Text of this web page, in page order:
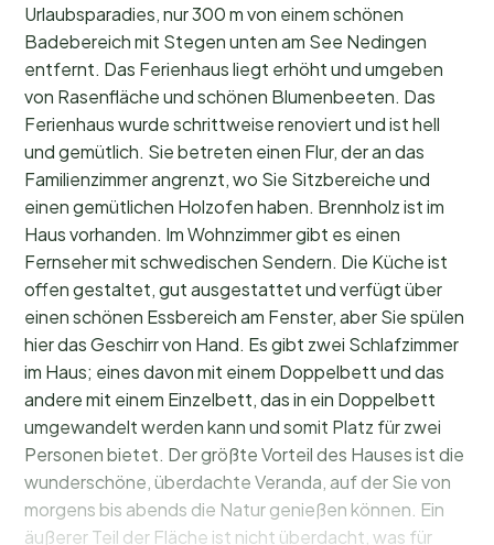
Urlaubsparadies, nur 300 m von einem schönen
Badebereich mit Stegen unten am See Nedingen
entfernt. Das Ferienhaus liegt erhöht und umgeben
von Rasenfläche und schönen Blumenbeeten. Das
Ferienhaus wurde schrittweise renoviert und ist hell
und gemütlich. Sie betreten einen Flur, der an das
Familienzimmer angrenzt, wo Sie Sitzbereiche und
einen gemütlichen Holzofen haben. Brennholz ist im
Haus vorhanden. Im Wohnzimmer gibt es einen
Fernseher mit schwedischen Sendern. Die Küche ist
offen gestaltet, gut ausgestattet und verfügt über
einen schönen Essbereich am Fenster, aber Sie spülen
hier das Geschirr von Hand. Es gibt zwei Schlafzimmer
im Haus; eines davon mit einem Doppelbett und das
andere mit einem Einzelbett, das in ein Doppelbett
umgewandelt werden kann und somit Platz für zwei
Personen bietet. Der größte Vorteil des Hauses ist die
wunderschöne, überdachte Veranda, auf der Sie von
morgens bis abends die Natur genießen können. Ein
äußerer Teil der Fläche ist nicht überdacht, was für